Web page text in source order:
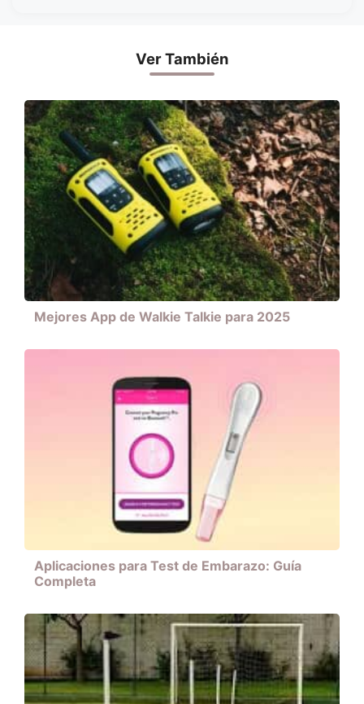
Ver También
Mejores App de Walkie Talkie para 2025
Aplicaciones para Test de Embarazo: Guía
Completa